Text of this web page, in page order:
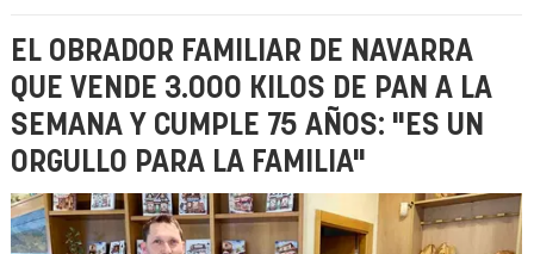
EL OBRADOR FAMILIAR DE NAVARRA
QUE VENDE 3.000 KILOS DE PAN A LA
SEMANA Y CUMPLE 75 AÑOS: "ES UN
ORGULLO PARA LA FAMILIA"